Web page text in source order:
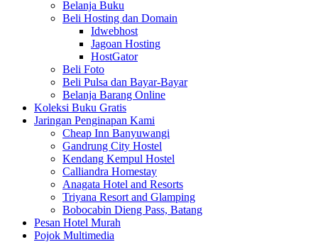
Belanja Buku
Beli Hosting dan Domain
Idwebhost
Jagoan Hosting
HostGator
Beli Foto
Beli Pulsa dan Bayar-Bayar
Belanja Barang Online
Koleksi Buku Gratis
Jaringan Penginapan Kami
Cheap Inn Banyuwangi
Gandrung City Hostel
Kendang Kempul Hostel
Calliandra Homestay
Anagata Hotel and Resorts
Triyana Resort and Glamping
Bobocabin Dieng Pass, Batang
Pesan Hotel Murah
Pojok Multimedia